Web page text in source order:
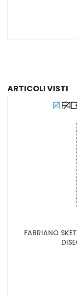
ARTICOLI VISTI
FABRIANO